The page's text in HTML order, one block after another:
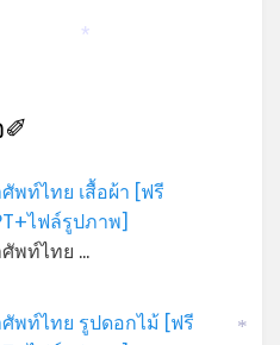
✐
พท์ไทย เสื้อผ้า [ฟรี
ไฟล์รูปภาพ]
พท์ไทย …
พท์ไทย รูปดอกไม้ [ฟรี